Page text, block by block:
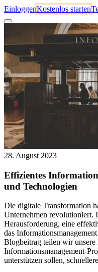
EinloggenKostenlos starten
28. August 2023
Effizientes
und Technologien
Die digitale Transformation
Unternehmen revolutioniert.
Herausforderung, eine
das
Blogbeitrag teilen wir unsere
Informationsmanagement-
unterstützen sollen,